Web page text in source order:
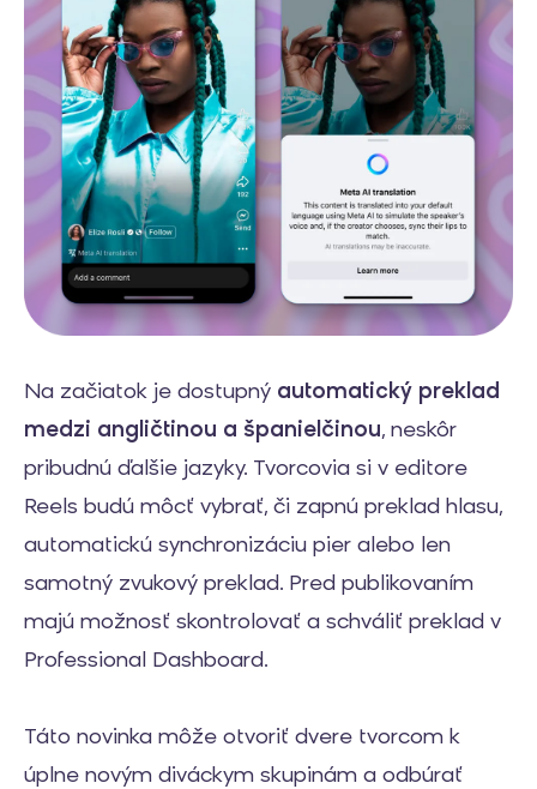
Na začiatok je dostupný automatický preklad
medzi angličtinou a španielčinou, neskôr
pribudnú ďalšie jazyky. Tvorcovia si v editore
Reels budú môcť vybrať, či zapnú preklad hlasu,
automatickú synchronizáciu pier alebo len
samotný zvukový preklad. Pred publikovaním
majú možnosť skontrolovať a schváliť preklad v
Professional Dashboard.
Táto novinka môže otvoriť dvere tvorcom k
úplne novým diváckym skupinám a odbúrať